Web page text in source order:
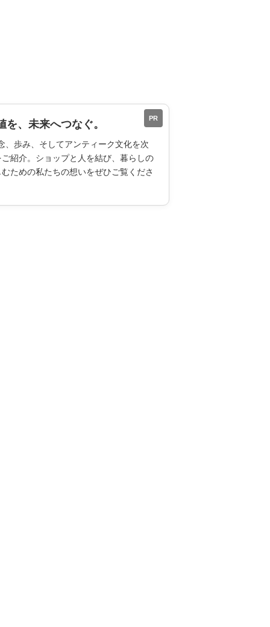
PR
、未来へつなぐ。
、歩み、そしてアンティーク文化を次
紹介。ショップと人を結び、暮らしの
ための私たちの想いをぜひご覧くださ